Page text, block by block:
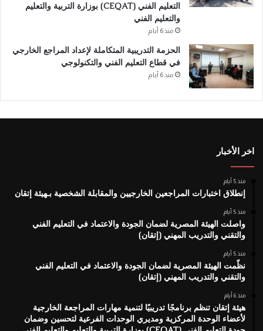
التعليم الفني (CEQAT) بوزارة التربية والتعليم
والتعليم الفني
منذ 6 أيام
الحزمة التدريبية المتكاملة لإعداد المراجع الخارجي
في قطاع التعليم الفني والتكنولوجي
منذ 6 أيام
اخر الأخبار
منذ 5 أيام
إنطلاق اختبارات المراجعين الخارجيين والمقابلة الشخصية بـهيئة إتقان
منذ 5 أيام
واصلت الهيئة المصرية لضمان الجودة والاعتماد في التعليم الفني
والتقني والتدريب المهني (إتقان)
منذ 5 أيام
نظّمت الهيئة المصرية لضمان الجودة والاعتماد في التعليم الفني
والتقني والتدريب المهني (إتقان)
منذ 6 أيام
هيئة إتقان تنظم برنامجًا تدريبيًا لتنمية مهارات المراجعة الخارجية
لأعضاء الوحدة المركزية ومديري الوحدات الفرعية لتحسين وضمان